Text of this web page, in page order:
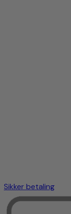
Sikker betaling